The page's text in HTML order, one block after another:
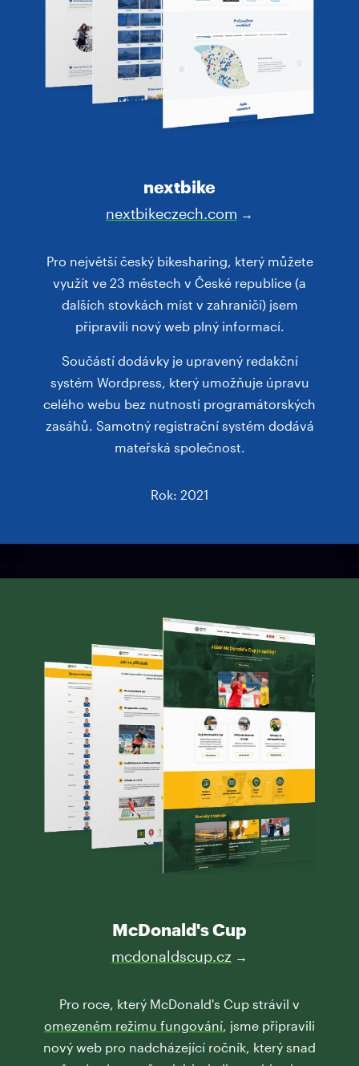
nextbike
nextbikeczech.com →
Pro největší český bikesharing, který můžete
využít ve 23 městech v České republice (a
dalších stovkách míst v zahraničí) jsem
připravili nový web plný informací.
Součástí dodávky je upravený redakční
systém Wordpress, který umožňuje úpravu
celého webu bez nutnosti programátorských
zasáhů. Samotný registrační systém dodává
mateřská společnost.
Rok: 2021
McDonald's Cup
mcdonaldscup.cz →
Pro roce, který McDonald's Cup strávil v
omezeném režimu fungování, jsme připravili
nový web pro nadcházející ročník, který snad